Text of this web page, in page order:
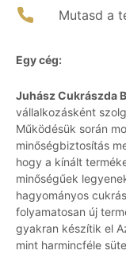
Mutasd a
Egy cég:
Juhász Cukrászda
vállalkozásként
Működésük során
minőségbiztosítás
hogy a kínált
minőségűek
hagyományos
folyamatosan új
gyakran készítik el
mint harmincféle